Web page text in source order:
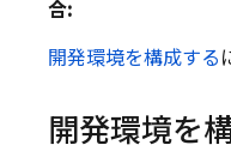
合:
開発環境を構成する
開発環境を